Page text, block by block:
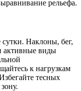
рельефа.
Наклоны, бег,
активные виды
к нагрузкам
тесных